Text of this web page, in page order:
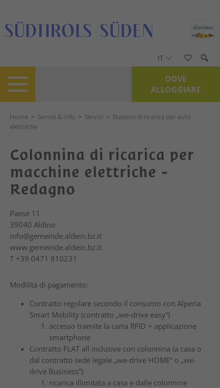
IT
DOVE
ALLOGGIARE
Home > Servizi & Info > Servizi > Stazioni di ricarica per auto
elettriche
Colonnina di ricarica per
macchine elettriche -
Redagno
Paese 11
39040 Aldino
info@gemeinde.aldein.bz.it
www.gemeinde.aldein.bz.it
T +39 0471 810231
Modilità di pagamento:
Contratto regolare secondo il consumo con Alperia
Smart Mobility (contratto „we-drive easy“)
accesso tramite la carta RFID + applicazione
smartphone
Contratto FLAT all inclusive con colonnina (a casa o
dal contratto sede legale „we-drive HOME“ o „we-
drive Business“)
ricarica illimitata a casa e dalle colonnine